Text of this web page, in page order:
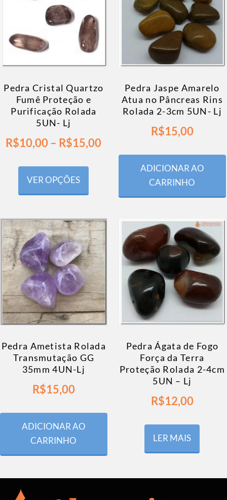
Pedra Cristal Quartzo
Fumê Proteção e
Purificação Rolada
5UN- Lj
R$10,00– R$15,00
VER OPÇÕES
Pedra Jaspe Amarelo
Atua no Pâncreas Rins
Rolada 2-3cm 5UN- Lj
R$15,00
ADICIONAR AO
CARRINHO
Pedra Ametista Rolada
Transmutação GG
35mm 4UN-Lj
R$15,00
ADICIONAR AO
CARRINHO
Pedra Ágata de Fogo
Força da Terra
Proteção Rolada 2-4cm
5UN – Lj
R$12,00
LER MAIS